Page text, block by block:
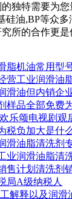
独特需要为
硅油,BP等众
所的合作更
脂机油常用型
营工业润滑油
滑油但内销企
样品全部免费
乐颂电视剧观
税负加大是什
滑油脂清洗剂
业润滑油脂清
售计划清洗剂
局A级纳税人
解释以及润滑